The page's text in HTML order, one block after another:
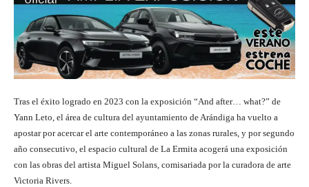
Tras el éxito logrado en 2023 con la exposición “And after… what?” de
Yann Leto, el área de cultura del ayuntamiento de Arándiga ha vuelto a
apostar por acercar el arte contemporáneo a las zonas rurales, y por segundo
año consecutivo, el espacio cultural de La Ermita acogerá una exposición
con las obras del artista Miguel Solans, comisariada por la curadora de arte
Victoria Rivers.